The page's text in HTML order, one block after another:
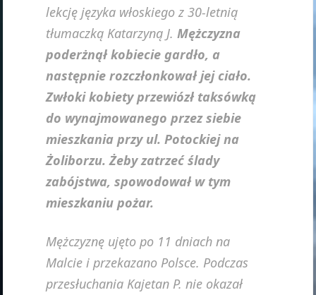
lekcję języka włoskiego z 30-letnią
tłumaczką Katarzyną J. Mężczyzna
poderżnął kobiecie gardło, a
następnie rozczłonkował jej ciało.
Zwłoki kobiety przewiózł taksówką
do wynajmowanego przez siebie
mieszkania przy ul. Potockiej na
Żoliborzu. Żeby zatrzeć ślady
zabójstwa, spowodował w tym
mieszkaniu pożar.
Mężczyznę ujęto po 11 dniach na
Malcie i przekazano Polsce. Podczas
przesłuchania Kajetan P. nie okazał